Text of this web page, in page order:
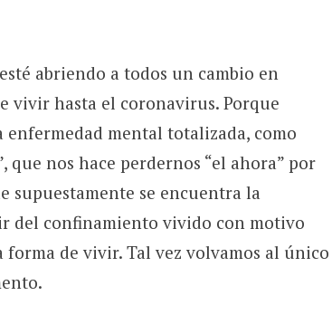
abriendo a todos un cambio en
vivir hasta el coronavirus. Porque
mental totalizada, como
que nos hace perdernos “el ahora” por
supuestamente se encuentra la
del confinamiento vivido con motivo
de vivir. Tal vez volvamos al único